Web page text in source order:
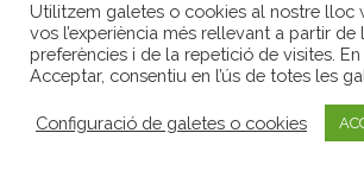
Utilitzem galetes o cookies al nostre lloc
vos l’experiència més rellevant a partir de
preferències i de la repetició de visites.
Acceptar, consentiu en l’ús de totes les
Configuració de galetes o cookies